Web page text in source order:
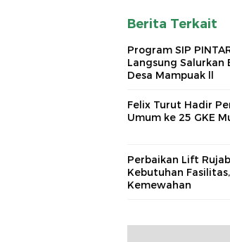
Berita Terkait
Program SIP
Langsung
Desa Mampuak ll
Felix Turut Hadir
Umum ke 25 GKE
Perbaikan Lift
Kebutuhan
Kemewahan